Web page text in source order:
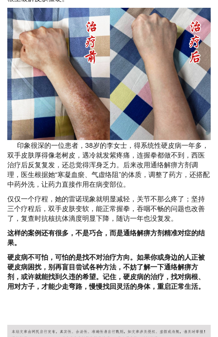
印象很深的一位患者，38岁的李女士，得系统性硬皮病一年多，
双手皮肤厚得像老树皮，遇冷就发紫疼痛，连握拳都做不到，西医
治疗后反复复发，还总觉得浑身乏力。后来改用通络解痹方剂调
理，医生根据她“寒凝血瘀、气虚络阻”的体质，调整了药方，还搭配
中药外洗，让药力直接作用在病变部位。
仅仅一个疗程，她的雷诺现象就明显减轻，关节不那么疼了；坚持
三个疗程后，双手皮肤变软，能正常握拳，吞咽不畅的问题也改善
了，复查时抗核抗体滴度明显下降，随访一年也没复发。
这样的案例还有很多，不是巧合，而是通络解痹方剂精准对症的结
果。
硬皮病不可怕，可怕的是找不对治疗方向。如果你或身边的人正被
硬皮病困扰，别再盲目尝试各种方法，不妨了解一下通络解痹方
剂，或许就能找到久违的希望。记住，硬皮病的治疗，找对病根、
用对方子，才能少走弯路，慢慢找回灵活的身体，重启正常生活。